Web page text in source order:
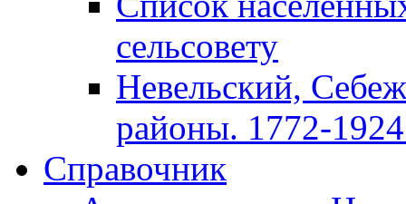
сельсовету
Невельский,
районы. 1772-1924
Справочник